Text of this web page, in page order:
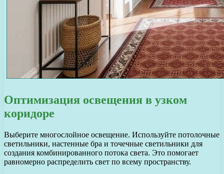
Оптимизация освещения в узком
коридоре
Выберите многослойное освещение. Используйте потолочные
светильники, настенные бра и точечные светильники для
создания комбинированного потока света. Это помогает
равномерно распределить свет по всему пространству.